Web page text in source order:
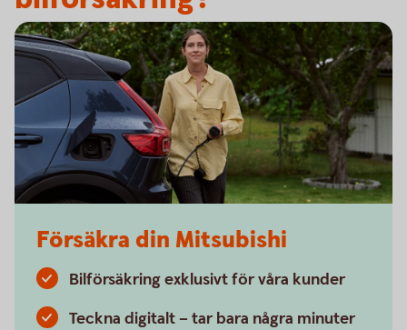
Försäkra din Mitsubishi
Bilförsäkring exklusivt för våra kunder
Teckna digitalt – tar bara några minuter